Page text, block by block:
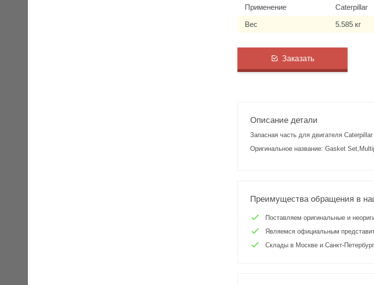
Применение Caterpillar
Вес 5.585 кг
Заказать
Описание детали
Запасная часть для двигателя
Оригинальное название: Gasket
Преимущества обращения в
Поставляем оригинальные и
Являемся официальным
Склады в Москве и Санкт-